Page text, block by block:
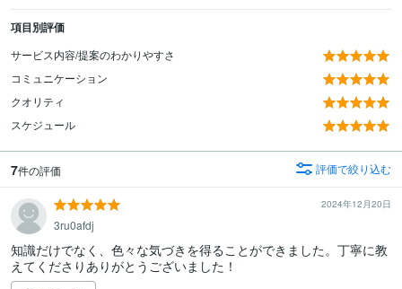
項目別評価
サービス内容/提案のわかりやすさ
コミュニケーション
クオリティ
スケジュール
7件の評価 評価で絞り込む
2024年12月20日
3ru0afdj
知識だけでなく、色々な気づきを得ることができました。丁寧に教
えてくださりありがとうございました！